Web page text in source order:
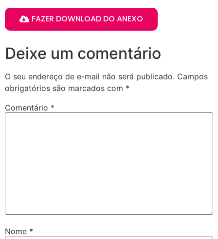
FAZER DOWNLOAD DO ANEXO
Deixe um comentário
O seu endereço de e-mail não será publicado. Campos
obrigatórios são marcados com *
Comentário *
Nome *